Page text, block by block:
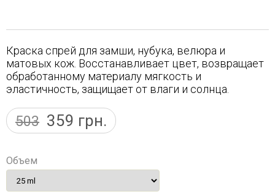
Краска спрей для замши, нубука, велюра и
матовых кож. Восстанавливает цвет, возвращает
обработанному материалу мягкость и
эластичность, защищает от влаги и солнца.
503 359 грн.
Объем